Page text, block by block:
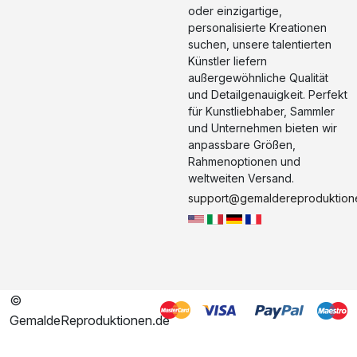
oder einzigartige,
personalisierte Kreationen
suchen, unsere talentierten
Künstler liefern
außergewöhnliche Qualität
und Detailgenauigkeit. Perfekt
für Kunstliebhaber, Sammler
und Unternehmen bieten wir
anpassbare Größen,
Rahmenoptionen und
weltweiten Versand.
©
GemaldeReproduktionen.de